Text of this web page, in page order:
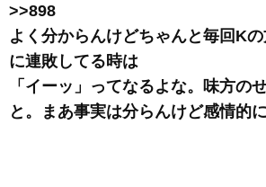
>>898
よく分からんけどちゃんと毎回K
に連敗してる時は
「イーッ」ってなるよな。味方の
と。まあ事実は分らんけど感情的